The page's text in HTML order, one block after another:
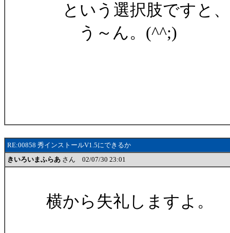
という選択肢ですと
う～ん。(^^;)
RE:00858 秀インストールV1.5にできるか
きいろいまふらあ さん 02/07/30 23:01
横から失礼しますよ。